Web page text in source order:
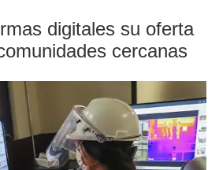
digitales su oferta
cercanas